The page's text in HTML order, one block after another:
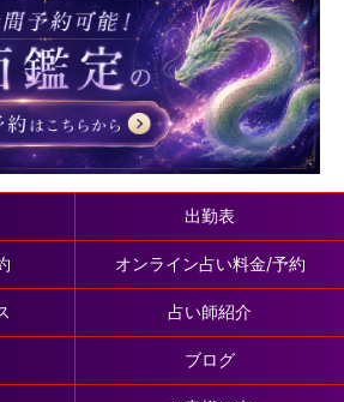
出勤表
オンライン占い料金/予約
占い師紹介
ブログ